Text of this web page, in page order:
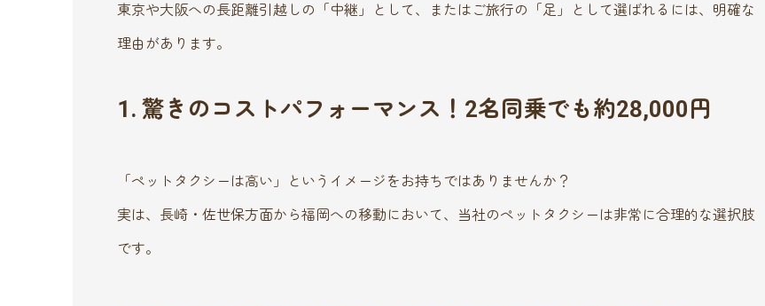
東京や大阪への長距離引越しの「中継」として、またはご旅行の「足」として選ばれるには、明確な
理由があります。
1. 驚きのコストパフォーマンス！2名同乗でも約28,000円
「ペットタクシーは高い」というイメージをお持ちではありませんか？
実は、長崎・佐世保方面から福岡への移動において、当社のペットタクシーは非常に合理的な選択肢
です。